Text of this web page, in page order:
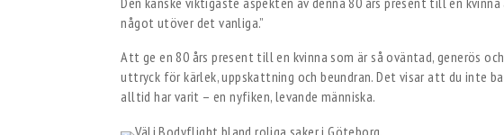
något utöver det vanliga.”
Att ge en 80 års present till en kvinna som är så oväntad, generös
uttryck för kärlek, uppskattning och beundran. Det visar att du inte
alltid har varit – en nyfiken, levande människa.